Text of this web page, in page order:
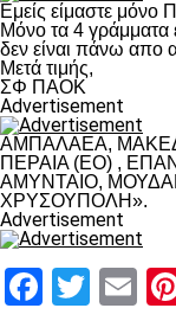
Εμείς είμαστε μόνο
Μόνο τα 4
δεν είναι πάνω απο
Μετά τιμής,
ΣΦ ΠΑΟΚ
Advertisement
ΑΜΠΑΛΑΕΑ,
ΠΕΡΑΙΑ (ΕΟ) ,
ΑΜΥΝΤΑΙΟ,
ΧΡΥΣΟΥΠΟΛΗ».
Advertisement